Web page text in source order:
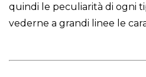
quindi le peculiarità di ogni
vederne a grandi linee le